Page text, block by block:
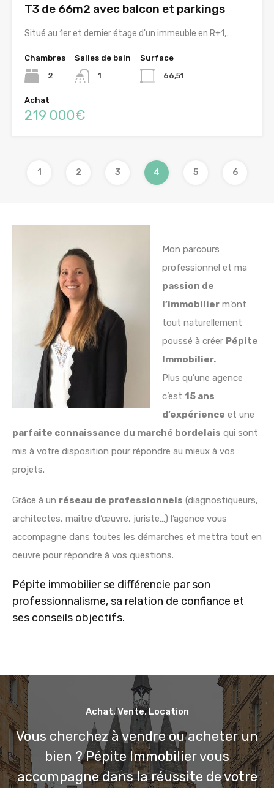
T3 de 66m2 avec balcon et parkings
Situé au 1er et dernier étage d'un immeuble en R+1,…
Chambres
2
Salles de bain
1
Surface
66,51
Achat
219 000€
1 2 3 4 5 6
Mon parcours
professionnel et ma
passion de
l’immobilier m’ont
tout naturellement
poussé à créer Pépite
Immobilier.
Plus qu’une agence
c’est 15 ans
d’expérience et une
parfaite connaissance du marché bordelais qui sont
mis à votre disposition pour répondre au mieux à vos
projets.
Grâce à un réseau de professionnels (diagnostiqueurs,
architectes, maître d’œuvre, juriste…) l’agence vous
accompagne dans toutes les démarches et mettra tout en
oeuvre pour répondre à vos questions.
Pépite immobilier se différencie par son
professionnalisme, sa relation de confiance et
ses conseils objectifs.
Achat, Vente, Location
Vous cherchez à vendre ou acheter un
bien ? Pépite Immobilier vous
accompagne dans la réussite de votre